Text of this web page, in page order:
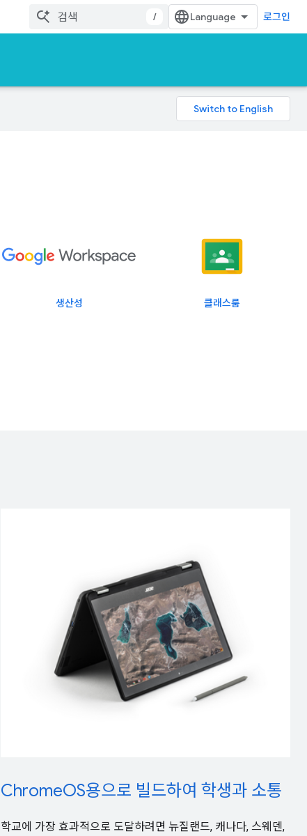
/ 로그인
생산성 클래스룸
ChromeOS용으로 빌드하여 학생과 소통
학교에 가장 효과적으로 도달하려면 뉴질랜드, 캐나다, 스웨덴,